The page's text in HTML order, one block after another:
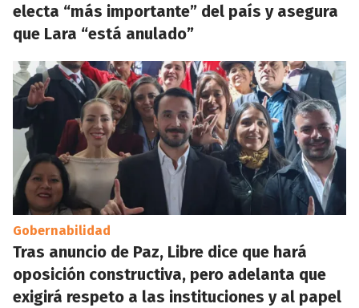
electa “más importante” del país y asegura
que Lara “está anulado”
Gobernabilidad
Tras anuncio de Paz, Libre dice que hará
oposición constructiva, pero adelanta que
exigirá respeto a las instituciones y al papel